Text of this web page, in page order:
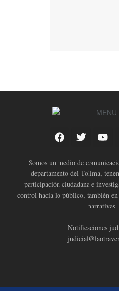
Somos un medio de
departamento del Tolima,
participación ciudadana e
control hacia lo público, también en
narrativas.
Notificaciones